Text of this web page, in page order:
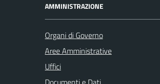
AMMINISTRAZIONE
Organi di Governo
Aree Amministrative
Uffici